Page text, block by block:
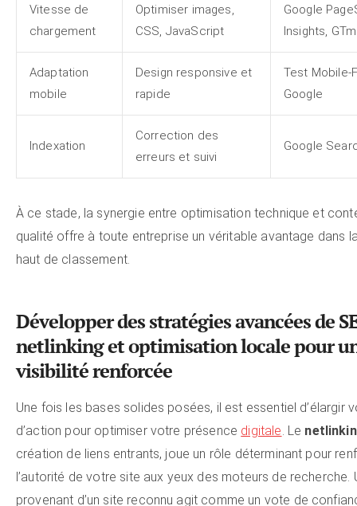
Vitesse de
chargement
Optimiser images,
CSS, JavaScript
Google
Insights,
Adaptation
mobile
Design responsive et
rapide
Test Mobile-
Google
Indexation
Correction des
erreurs et suivi
Google
À ce stade, la synergie entre optimisation technique et
qualité offre à toute entreprise un véritable avantage dans
haut de classement.
Développer des stratégies avancées de
netlinking et optimisation locale pour
visibilité renforcée
Une fois les bases solides posées, il est essentiel d’élargir
d’action pour optimiser votre présence digitale. Le
création de liens entrants, joue un rôle déterminant pour
l’autorité de votre site aux yeux des moteurs de recherche.
provenant d’un site reconnu agit comme un vote de